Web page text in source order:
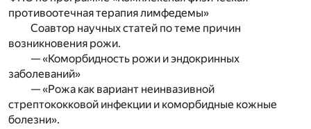
противоотечная терапия лимфедемы»
Соавтор научных статей по теме причин
возникновения рожи.
— «Коморбидность рожи и эндокринных
заболеваний»
— «Рожа как вариант неинвазивной
стрептококковой инфекции и коморбидные кожные
болезни».